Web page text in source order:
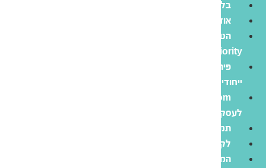
בלוג
אודות
הטמעת
Priority
פיתוח
ייחודי
Zoom
לעסקים
תמיכה
לקוחות
המוצרים